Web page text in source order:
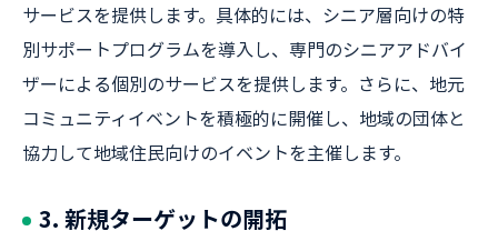
サービスを提供します。具体的には、シニア層向けの特
別サポートプログラムを導入し、専門のシニアアドバイ
ザーによる個別のサービスを提供します。さらに、地元
コミュニティイベントを積極的に開催し、地域の団体と
協力して地域住民向けのイベントを主催します。
3. 新規ターゲットの開拓